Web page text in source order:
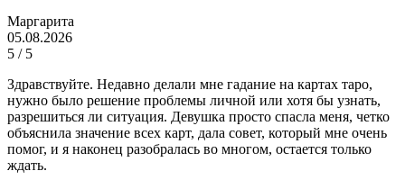
Маргарита
05.08.2026
5 / 5
Здравствуйте. Недавно делали мне гадание на картах таро,
нужно было решение проблемы личной или хотя бы узнать,
разрешиться ли ситуация. Девушка просто спасла меня, четко
объяснила значение всех карт, дала совет, который мне очень
помог, и я наконец разобралась во многом, остается только
ждать.